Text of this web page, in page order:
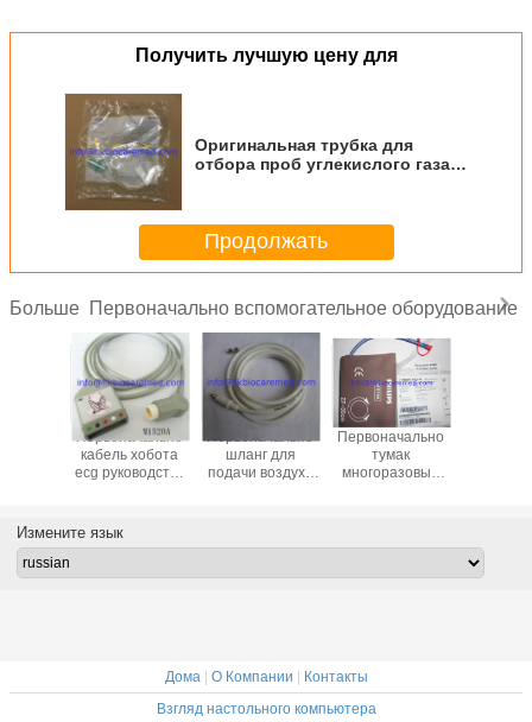
Получить лучшую цену для
Оригинальная трубка для
отбора проб углекислого газа
Продолжать
Больше Первоначально вспомогательное оборудование
AHA
Первоначально
кабель хобота
ecg руководства
Первоначально
шланг для
подачи воздуха
Первоначально
тумак
многоразовый
Измените язык
Дома| О Компании | Контакты
Взгляд настольного компьютера